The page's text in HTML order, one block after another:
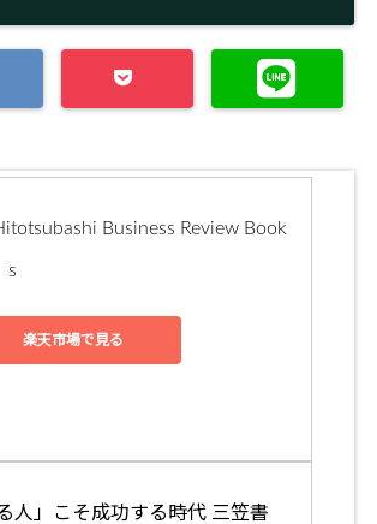
Business Review Book
s
楽天市場で見る
人」こそ成功する時代 三笠書